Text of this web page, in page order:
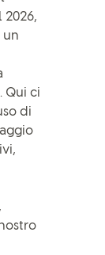
2026,
un
Qui ci
di